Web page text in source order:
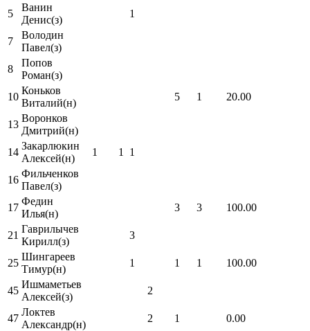
5
Ванин
Денис(з)
1
7
Володин
Павел(з)
8
Попов
Роман(з)
10
Коньков
Виталий(н)
5 1 20.00
13
Воронков
Дмитрий(н)
14
Закарлюкин
Алексей(н)
1 1 1
16
Фильченков
Павел(з)
17
Федин
Илья(н)
3 3 100.00
21
Гаврилычев
Кирилл(з)
3
25
Шингареев
Тимур(н)
1 1 1 100.00
45
Ишмаметьев
Алексей(з)
2
47
Локтев
Александр(н)
2 1 0.00